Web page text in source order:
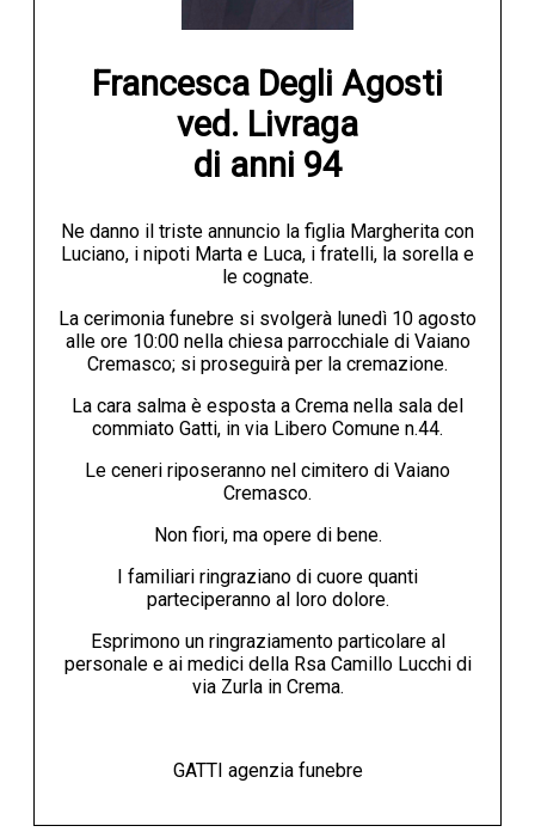
Francesca Degli Agosti
ved. Livraga
di anni 94
Ne danno il triste annuncio la figlia Margherita con
Luciano, i nipoti Marta e Luca, i fratelli, la sorella e
le cognate.
La cerimonia funebre si svolgerà lunedì 10 agosto
alle ore 10:00 nella chiesa parrocchiale di Vaiano
Cremasco; si proseguirà per la cremazione.
La cara salma è esposta a Crema nella sala del
commiato Gatti, in via Libero Comune n.44.
Le ceneri riposeranno nel cimitero di Vaiano
Cremasco.
Non fiori, ma opere di bene.
I familiari ringraziano di cuore quanti
parteciperanno al loro dolore.
Esprimono un ringraziamento particolare al
personale e ai medici della Rsa Camillo Lucchi di
via Zurla in Crema.
GATTI agenzia funebre